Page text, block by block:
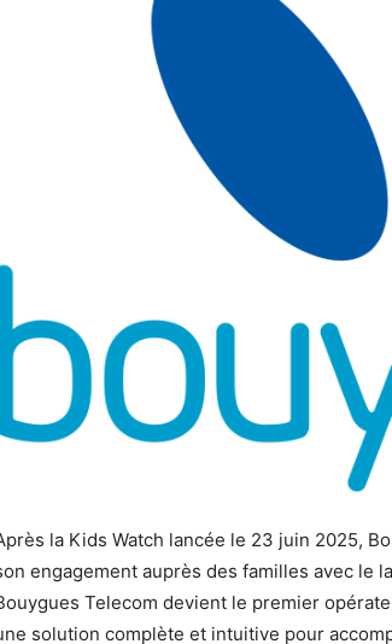
la Kids Watch lancée le 23 juin 2025,
engagement auprès des familles avec le
Telecom devient le premier
solution complète et intuitive pour